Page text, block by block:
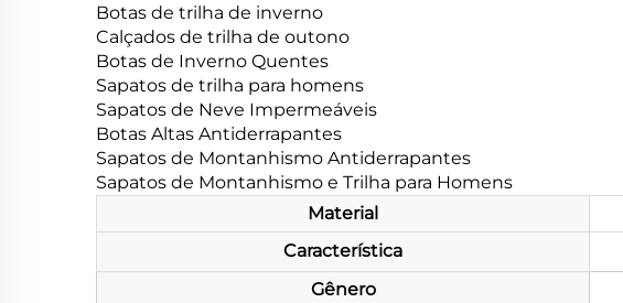
Botas de trilha de inverno
Calçados de trilha de outono
Botas de Inverno Quentes
Sapatos de trilha para homens
Sapatos de Neve Impermeáveis
Botas Altas Antiderrapantes
Sapatos de Montanhismo Antiderrapantes
Sapatos de Montanhismo e Trilha para Homens
Material
Característica
Gênero